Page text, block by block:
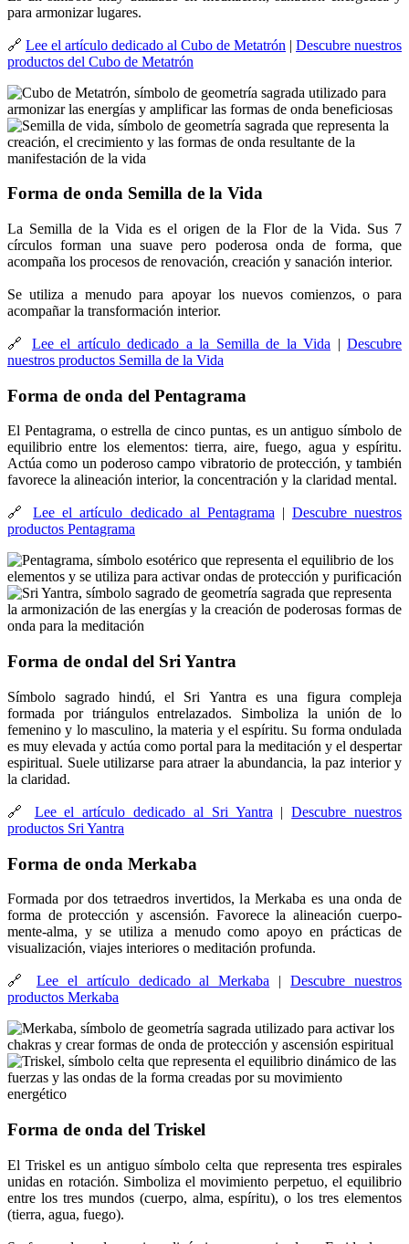
para armonizar lugares.
🔗 Lee el artículo dedicado al Cubo de Metatrón | Descubre nuestros
productos del Cubo de Metatrón
Forma de onda Semilla de la Vida
La Semilla de la Vida es el origen de la Flor de la Vida. Sus 7
círculos forman una suave pero poderosa onda de forma, que
acompaña los procesos de renovación, creación y sanación interior.
Se utiliza a menudo para apoyar los nuevos comienzos, o para
acompañar la transformación interior.
🔗 Lee el artículo dedicado a la Semilla de la Vida |Descubre
nuestros productos Semilla de la Vida
Forma de onda del Pentagrama
El Pentagrama, o estrella de cinco puntas, es un antiguo símbolo de
equilibrio entre los elementos: tierra, aire, fuego, agua y espíritu.
Actúa como un poderoso campo vibratorio de protección, y también
favorece la alineación interior, la concentración y la claridad mental.
🔗Lee el artículo dedicado al Pentagrama | Descubre nuestros
productos Pentagrama
Forma de ondal del Sri Yantra
Símbolo sagrado hindú, el Sri Yantra es una figura compleja
formada por triángulos entrelazados. Simboliza la unión de lo
femenino y lo masculino, la materia y el espíritu. Su forma ondulada
es muy elevada y actúa como portal para la meditación y el despertar
espiritual. Suele utilizarse para atraer la abundancia, la paz interior y
la claridad.
🔗 Lee el artículo dedicado al Sri Yantra |Descubre nuestros
productos Sri Yantra
Forma de onda Merkaba
Formada por dos tetraedros invertidos, la Merkaba es una onda de
forma de protección y ascensión. Favorece la alineación cuerpo-
mente-alma, y se utiliza a menudo como apoyo en prácticas de
visualización, viajes interiores o meditación profunda.
🔗 Lee el artículo dedicado al Merkaba |Descubre nuestros
productos Merkaba
Forma de onda del Triskel
El Triskel es un antiguo símbolo celta que representa tres espirales
unidas en rotación. Simboliza el movimiento perpetuo, el equilibrio
entre los tres mundos (cuerpo, alma, espíritu), o los tres elementos
(tierra, agua, fuego).